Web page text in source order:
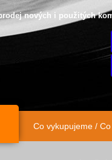
nových i použitých
Co vykupujeme /